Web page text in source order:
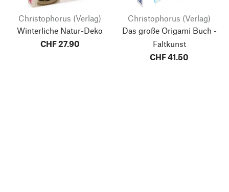
Christophorus (Verlag)
Winterliche Natur-Deko
CHF 27.90
Christophorus (Verlag)
Das große Origami Buch -
Faltkunst
CHF 41.50